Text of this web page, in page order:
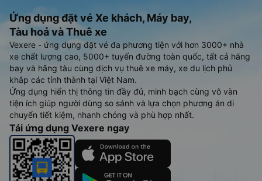
Ứng dụng đặt vé Xe khách, Máy bay,
Tàu hoả và Thuê xe
Vexere - ứng dụng đặt vé đa phương tiện với hơn 3000+ nhà
xe chất lượng cao, 5000+ tuyến đường toàn quốc, tất cả hãng
bay và hãng tàu cùng dịch vụ thuê xe máy, xe du lịch phủ
khắp các tỉnh thành tại Việt Nam.
Ứng dụng hiển thị thông tin đầy đủ, minh bạch cùng vô vàn
tiện ích giúp người dùng so sánh và lựa chọn phương án di
chuyển tiết kiệm, nhanh chóng và phù hợp nhất.
Tải ứng dụng Vexere ngay